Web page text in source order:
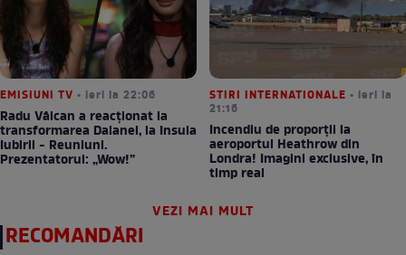
EMISIUNI TV • ieri la 22:06
Radu Vâlcan a reacționat la
transformarea Daianei, la Insula
Iubirii - Reuniuni.
Prezentatorul: „Wow!”
STIRI INTERNATIONALE • ieri la
21:16
Incendiu de proporții la
aeroportul Heathrow din
Londra! Imagini exclusive, în
timp real
VEZI MAI MULT
RECOMANDĂRI